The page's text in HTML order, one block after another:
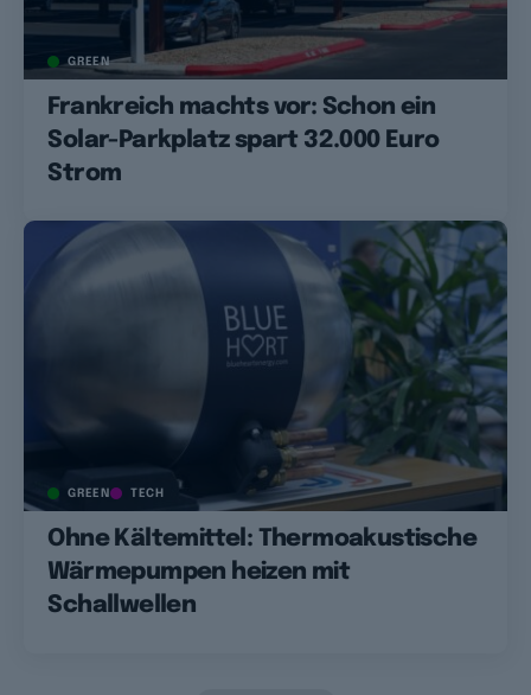
GREEN
Frankreich machts vor: Schon ein
Solar-Parkplatz spart 32.000 Euro
Strom
GREEN TECH
Ohne Kältemittel: Thermoakustische
Wärmepumpen heizen mit
Schallwellen